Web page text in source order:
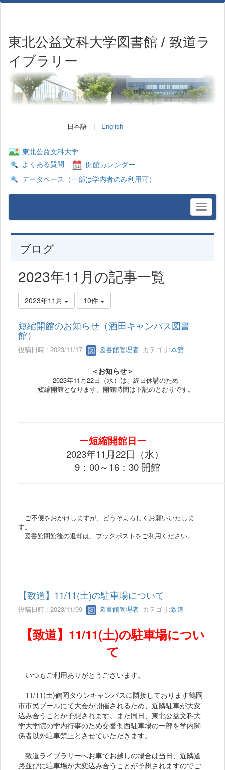
東北公益文科大学図書館 / 致道ラ
イブラリー
日本語 | English
東北公益文科大学
よくある質問
開館カレンダー
データベース（一部は学内者のみ利用可）
ブログ
2023年11月の記事一覧
2023年11月 10件
短縮開館のお知らせ（酒田キャンパス図書
館）
投稿日時 : 2023/11/17 図書館管理者 カテゴリ:本館
＜お知らせ＞
2023年11月22日（水）は、終日休講のため
短縮開館となります。開館時間は下記のとおりです。
ー短縮開館日ー
2023年11 月22日（水）
9：00～16：30 開館
ご不便をおかけしますが、どうぞよろしくお願いいたしま
す。
図書館閉館後の返却は、ブックポストをご利用ください。
【致道】11/11(土)の駐車場について
投稿日時 : 2023/11/09 図書館管理者 カテゴリ:致道
【致道】11/11(土)の駐車場につい
て
いつもご利用ありがとうございます。
11/11(土)鶴岡タウンキャンパスに隣接しております鶴岡
市市民プールにて大会が開催されるため、近隣駐車が大変
込み合うことが予想されます。また同日、東北公益文科大
学大学院の学内行事のため交番側西駐車場の一部を学内関
係者以外駐車禁止とさせていただきます。
致道ライブラリーへお車でお越しの場合は当日、近隣道
路並びに駐車場が大変込み合うことが予想されますのでご